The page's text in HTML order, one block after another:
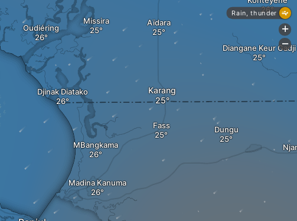
Fass Dungu
Madina Kanuma
MBangkama
Oudiéring
Djinak Diatako
Missira Aïdara
Karang
Diangane Keur Gadji
Rain, thunder
+
-